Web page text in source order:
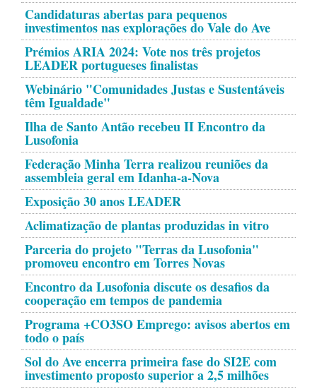
Candidaturas abertas para pequenos
investimentos nas explorações do Vale do Ave
Prémios ARIA 2024: Vote nos três projetos
LEADER portugueses finalistas
Webinário "Comunidades Justas e Sustentáveis
têm Igualdade"
Ilha de Santo Antão recebeu II Encontro da
Lusofonia
Federação Minha Terra realizou reuniões da
assembleia geral em Idanha-a-Nova
Exposição 30 anos LEADER
Aclimatização de plantas produzidas in vitro
Parceria do projeto "Terras da Lusofonia"
promoveu encontro em Torres Novas
Encontro da Lusofonia discute os desafios da
cooperação em tempos de pandemia
Programa +CO3SO Emprego: avisos abertos em
todo o país
Sol do Ave encerra primeira fase do SI2E com
investimento proposto superior a 2,5 milhões